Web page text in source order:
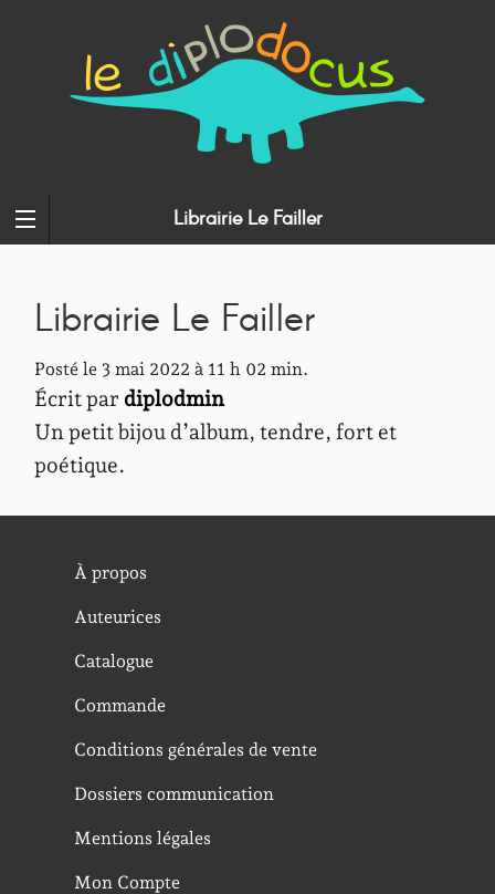
Librairie Le Failler
Librairie Le Failler
Posté le 3 mai 2022 à 11 h 02 min.
Écrit par diplodmin
Un petit bijou d’album, tendre, fort et
poétique.
À propos
Auteurices
Catalogue
Commande
Conditions générales de vente
Dossiers communication
Mentions légales
Mon Compte